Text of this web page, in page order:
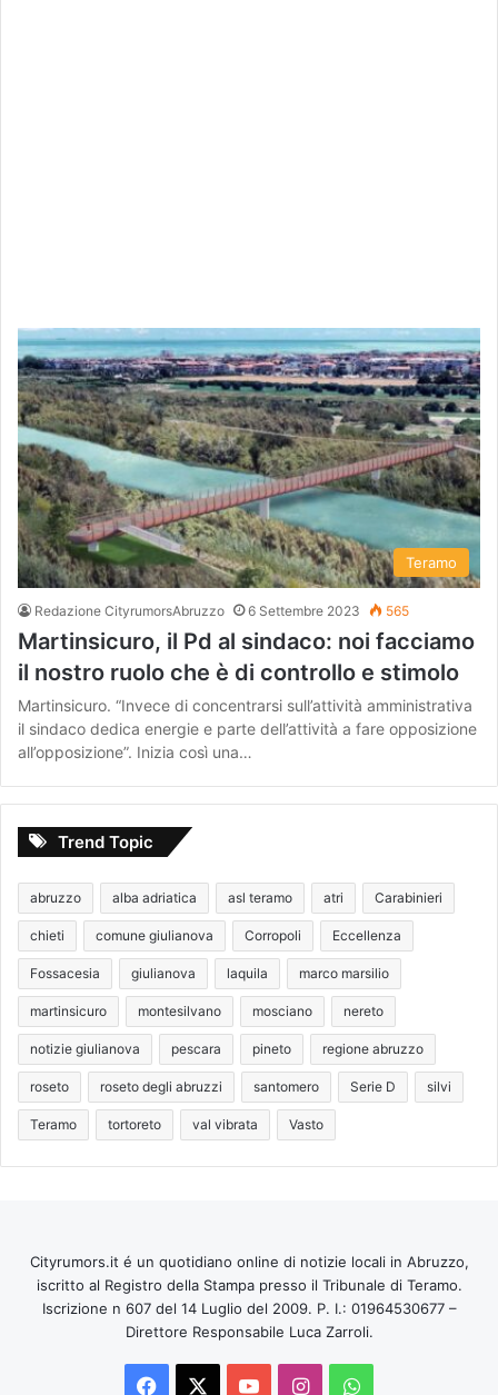
Teramo
Redazione CityrumorsAbruzzo 6 Settembre 2023 565
Martinsicuro, il Pd al sindaco: noi facciamo
il nostro ruolo che è di controllo e stimolo
Martinsicuro. “Invece di concentrarsi sull’attività amministrativa
il sindaco dedica energie e parte dell’attività a fare opposizione
all’opposizione”. Inizia così una…
Trend Topic
abruzzo alba adriatica asl teramo atri Carabinieri
chieti comune giulianova Corropoli Eccellenza
Fossacesia giulianova laquila marco marsilio
martinsicuro montesilvano mosciano nereto
notizie giulianova pescara pineto regione abruzzo
roseto roseto degli abruzzi santomero Serie D silvi
Teramo tortoreto val vibrata Vasto
Cityrumors.it é un quotidiano online di notizie locali in Abruzzo,
iscritto al Registro della Stampa presso il Tribunale di Teramo.
Iscrizione n 607 del 14 Luglio del 2009. P. I.: 01964530677 –
Direttore Responsabile Luca Zarroli.
Facebook You InstagramWhatsApp